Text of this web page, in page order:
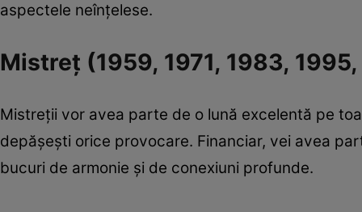
aspectele neînțelese.
Mistreț (1959, 1971, 1983,
Mistreții vor avea parte de o lună excelentă pe
depășești orice provocare. Financiar, vei avea
bucuri de armonie și de conexiuni profunde.